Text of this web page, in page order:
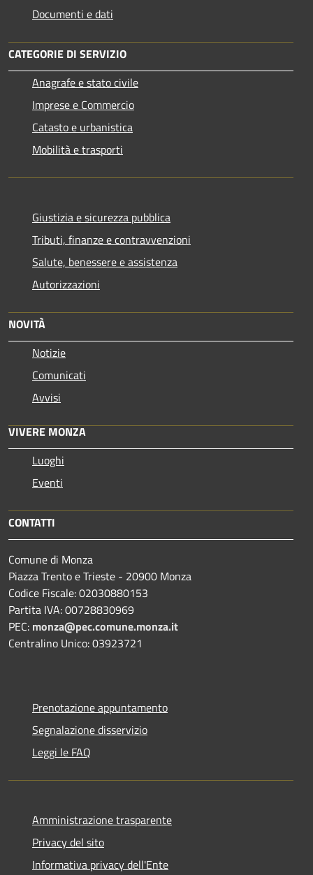
Documenti e dati
CATEGORIE DI SERVIZIO
Anagrafe e stato civile
Imprese e Commercio
Catasto e urbanistica
Mobilità e trasporti
Giustizia e sicurezza pubblica
Tributi, finanze e contravvenzioni
Salute, benessere e assistenza
Autorizzazioni
NOVITÀ
Notizie
Comunicati
Avvisi
VIVERE MONZA
Luoghi
Eventi
CONTATTI
Comune di Monza
Piazza Trento e Trieste - 20900 Monza
Codice Fiscale: 02030880153
Partita IVA: 00728830969
PEC: monza@pec.comune.monza.it
Centralino Unico: 03923721
Prenotazione appuntamento
Segnalazione disservizio
Leggi le FAQ
Amministrazione trasparente
Privacy del sito
Informativa privacy dell'Ente